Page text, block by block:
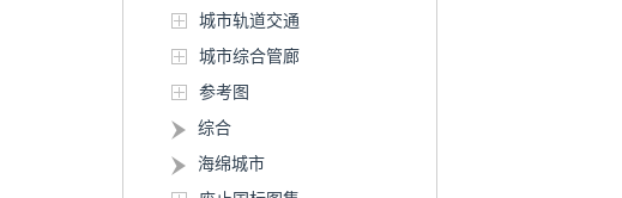
城市轨道交通
城市综合管廊
参考图
综合
海绵城市